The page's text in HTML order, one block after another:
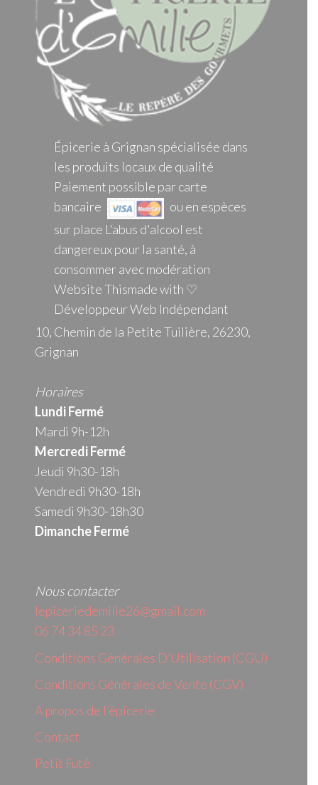
Épicerie à Grignan spécialisée dans
les produits locaux de qualité
Paiement possible par carte
bancaire
ou en espèces
sur place L'abus d'alcool est
dangereux pour la santé, à
consommer avec modération
Website Thismade with ♡
Développeur Web Indépendant
10, Chemin de la Petite Tuilière, 26230,
Grignan
Horaires
Lundi Fermé
Mardi 9h-12h
MercrediFermé
Jeudi 9h30-18h
Vendredi 9h30-18h
Samedi 9h30-18h30
Dimanche Fermé
Nous contacter
lepiceriedemilie26@gmail.com
06 74 34 85 23
Conditions Générales D’Utilisation (CGU)
Conditions Générales de Vente (CGV)
A propos de l’épicerie
Contact
Petit Futé